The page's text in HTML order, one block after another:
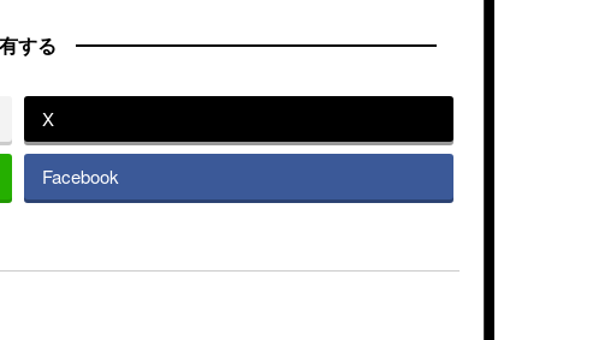
する
X
Facebook